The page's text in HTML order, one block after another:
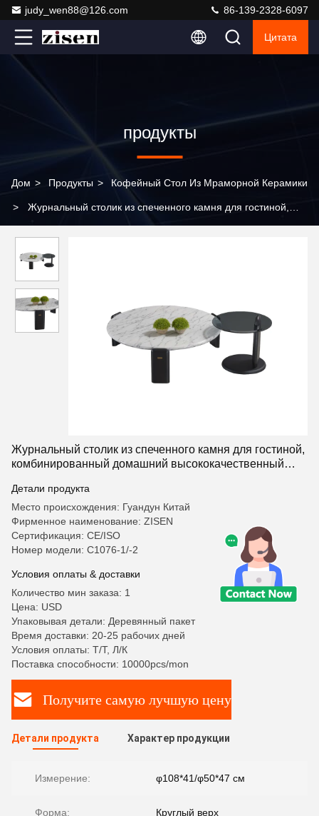
judy_wen88@126.com 86-139-2328-6097
Цитата
продукты
Дом > Продукты > Кофейный Стол Из Мраморной Керамики
> Журнальный столик из спеченного камня для гостиной,
минималистичный современный круглый журнальный столик
Журнальный столик из спеченного камня для гостиной,
комбинированный домашний высококачественный
столик
Детали продукта
Место происхождения: Гуандун Китай
Фирменное наименование: ZISEN
Сертификация: CE/ISO
Номер модели: C1076-1/-2
Условия оплаты & доставки
Количество мин заказа: 1
Цена: USD
Упаковывая детали: Деревянный пакет
Время доставки: 20-25 рабочих дней
Условия оплаты: Т/Т, Л/К
Поставка способности: 10000pcs/mon
Получите самую лучшую цену
Детали продукта Характер продукции
Измерение: φ108*41/φ50*47 см
Форма: Круглый верх